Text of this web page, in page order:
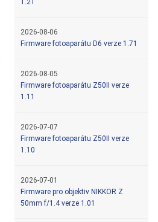
1.21
2026-08-06
Firmware fotoaparátu D6 verze 1.71
2026-08-05
Firmware fotoaparátu Z50II verze
1.11
2026-07-07
Firmware fotoaparátu Z50II verze
1.10
2026-07-01
Firmware pro objektiv NIKKOR Z
50mm f/1.4 verze 1.01